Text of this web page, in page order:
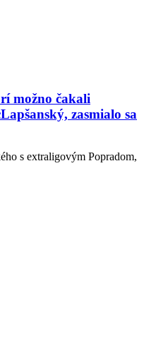
možno čakali
zasmialo sa
s extraligovým Popradom,